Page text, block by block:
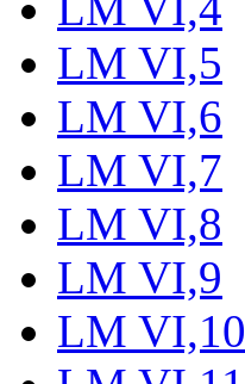
LM VI,5
LM VI,6
LM VI,7
LM VI,8
LM VI,9
LM VI,10